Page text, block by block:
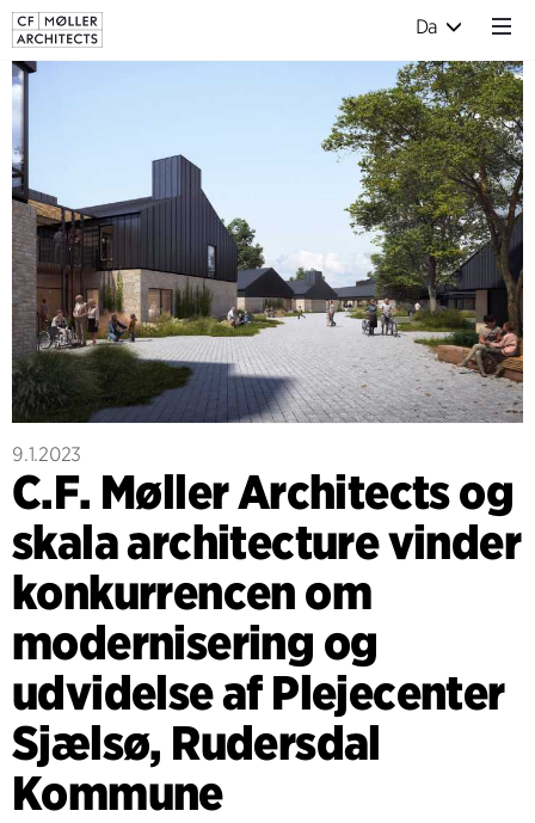
Da
9.1.2023
C.F. Møller Architects og
skala architecture vinder
konkurrencen om
modernisering og
udvidelse af Plejecenter
Sjælsø, Rudersdal
Kommune